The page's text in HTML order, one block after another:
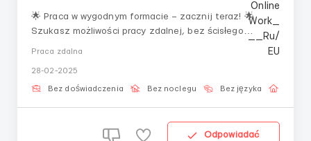
🌟 Praca w wygodnym formacie – zacznij teraz! 🌟
Szukasz możliwości pracy zdalnej, bez ścisłego
📌 Co Cię czeka?✔ Pełne szkolenie bez inwestycji✔
Praca z dowolnego miejsca na świecie✔ Elas...
Praca zdalna
28-02-2025
Bez doświadczenia Bez noclegu Bez języka
Odpowiadać